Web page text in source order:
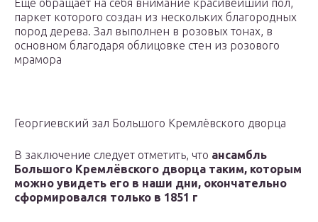
Ещё обращает на себя внимание красивейший пол,
паркет которого создан из нескольких благородных
пород дерева. Зал выполнен в розовых тонах, в
основном благодаря облицовке стен из розового
мрамора
Георгиевский зал Большого Кремлёвского дворца
В заключение следует отметить, что ансамбль
Большого Кремлёвского дворца таким, которым
можно увидеть его в наши дни, окончательно
сформировался только в 1851 г